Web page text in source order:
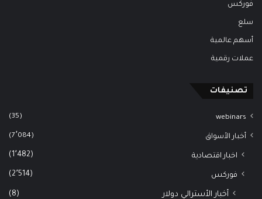
فوركس
سلع
أسهم عالمية
عملات رقمية
تصنيفات
webinars
(35)
أخبار الأسواق (7٬084)
اخبار اقتصادية (1٬482)
فوركس (2٬514)
أخبار الأسترالي دولار (8)